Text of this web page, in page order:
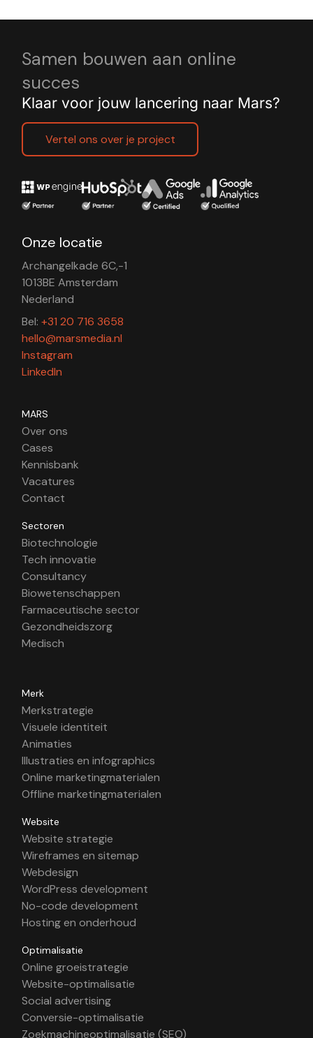
Samen bouwen aan online
succes
Klaar voor jouw lancering naar Mars?
Vertel ons over je project
Onze locatie
Archangelkade 6C,-1
1013BE Amsterdam
Nederland
Bel:+31 20 716 3658
hello@marsmedia.nl
Instagram
LinkedIn
MARS
Over ons
Cases
Kennisbank
Vacatures
Contact
Sectoren
Biotechnologie
Tech innovatie
Consultancy
Biowetenschappen
Farmaceutische sector
Gezondheidszorg
Medisch
Merk
Merkstrategie
Visuele identiteit
Animaties
Illustraties en infographics
Online marketingmaterialen
Offline marketingmaterialen
Website
Website strategie
Wireframes en sitemap
Webdesign
WordPress development
No-code development
Hosting en onderhoud
Optimalisatie
Online groeistrategie
Website-optimalisatie
Social advertising
Conversie-optimalisatie
Zoekmachineoptimalisatie (SEO)